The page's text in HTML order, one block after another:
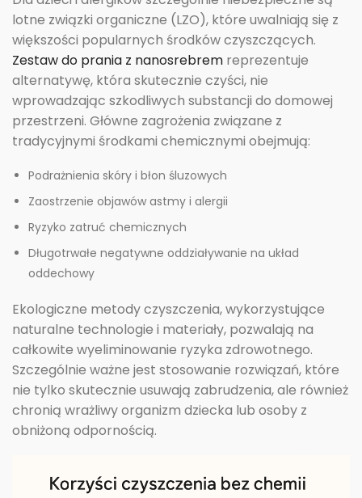
lotne związki organiczne (LZO), które uwalniają się z
większości popularnych środków czyszczących.
Zestaw do prania z nanosrebrem reprezentuje
alternatywę, która skutecznie czyści, nie
wprowadzając szkodliwych substancji do domowej
przestrzeni. Główne zagrożenia związane z
tradycyjnymi środkami chemicznymi obejmują:
Podrażnienia skóry i błon śluzowych
Zaostrzenie objawów astmy i alergii
Ryzyko zatruć chemicznych
Długotrwałe negatywne oddziaływanie na układ
oddechowy
Ekologiczne metody czyszczenia, wykorzystujące
naturalne technologie i materiały, pozwalają na
całkowite wyeliminowanie ryzyka zdrowotnego.
Szczególnie ważne jest stosowanie rozwiązań, które
nie tylko skutecznie usuwają zabrudzenia, ale również
chronią wrażliwy organizm dziecka lub osoby z
obniżoną odpornością.